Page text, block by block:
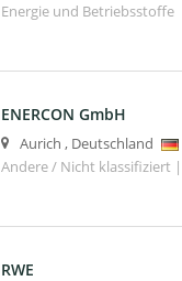
Energie und Betriebsstoffe
ENERCON GmbH
Aurich , Deutschland
Andere / Nicht klassifiziert
RWE